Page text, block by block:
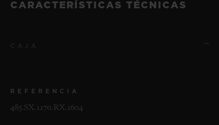
CARACTERÍSTICAS TÉCNICAS
REFERENCIA
485.SX.1170.RX.1604